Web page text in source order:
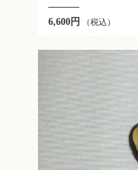
6,600円 （税込）